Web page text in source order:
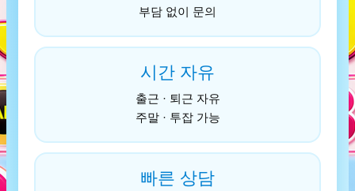
부담 없이 문의
시간 자유
출근 · 퇴근 자유
주말 · 투잡 가능
빠른 상담